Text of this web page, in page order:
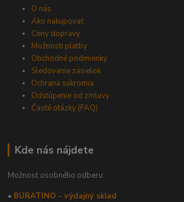
O nás
Ako nakupovať
Ceny dopravy
Možnosti platby
Obchodné podmienky
Sledovanie zásielok
Ochrana súkromia
Odstúpenie od zmluvy
Časté otázky (FAQ)
Kde nás nájdete
Možnosť osobného odberu:
• BURATINO - výdajný sklad